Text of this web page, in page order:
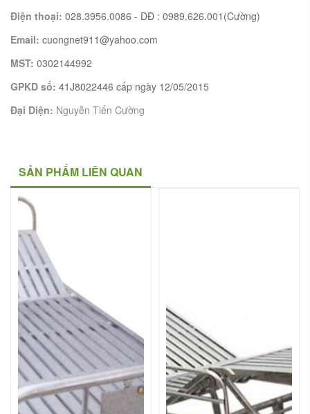
Điện thoại: 028.3956.0086 - DĐ : 0989.626.001(Cường)
Email: cuongnet911@yahoo.com
MST: 0302144992
GPKD số: 41J8022446 cấp ngày 12/05/2015
Đại Diện: Nguyễn Tiến Cường
SẢN PHẨM LIÊN QUAN